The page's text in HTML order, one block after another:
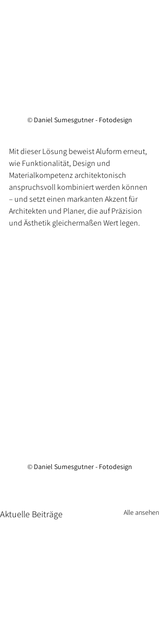
© Daniel Sumesgutner - Fotodesign
Mit dieser Lösung beweist Aluform erneut,
wie Funktionalität, Design und
Materialkompetenz architektonisch
anspruchsvoll kombiniert werden können
– und setzt einen markanten Akzent für
Architekten und Planer, die auf Präzision
und Ästhetik gleichermaßen Wert legen.
© Daniel Sumesgutner - Fotodesign
Aktuelle Beiträge Alle ansehen